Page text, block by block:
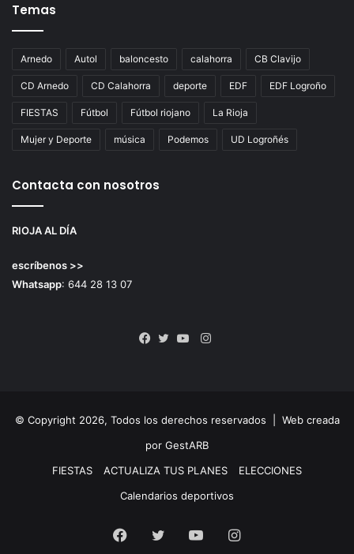
Temas
Arnedo Autol baloncesto calahorra CB Clavijo
CD Arnedo CD Calahorra deporte EDF EDF Logroño
FIESTAS Fútbol Fútbol riojano La Rioja
Mujer y Deporte música Podemos UD Logroñés
Contacta con nosotros
RIOJA AL DÍA
escríbenos >>
Whatsapp: 644 28 13 07
Instagram
© Copyright 2026, Todos los derechos reservados | Web creada
por GestARB
FIESTAS
ACTUALIZA TUS PLANES
ELECCIONES
Calendarios deportivos
Facebook
Twitter YouTubeInstagram